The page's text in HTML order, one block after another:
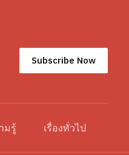
Subscribe Now
มรู้ เรื่องทั่วไป